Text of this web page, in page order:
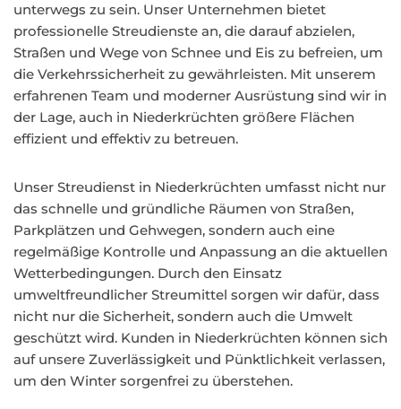
unterwegs zu sein. Unser Unternehmen bietet
professionelle Streudienste an, die darauf abzielen,
Straßen und Wege von Schnee und Eis zu befreien, um
die Verkehrssicherheit zu gewährleisten. Mit unserem
erfahrenen Team und moderner Ausrüstung sind wir in
der Lage, auch in Niederkrüchten größere Flächen
effizient und effektiv zu betreuen.
Unser Streudienst in Niederkrüchten umfasst nicht nur
das schnelle und gründliche Räumen von Straßen,
Parkplätzen und Gehwegen, sondern auch eine
regelmäßige Kontrolle und Anpassung an die aktuellen
Wetterbedingungen. Durch den Einsatz
umweltfreundlicher Streumittel sorgen wir dafür, dass
nicht nur die Sicherheit, sondern auch die Umwelt
geschützt wird. Kunden in Niederkrüchten können sich
auf unsere Zuverlässigkeit und Pünktlichkeit verlassen,
um den Winter sorgenfrei zu überstehen.